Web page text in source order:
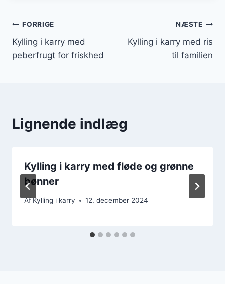
Indlægsnavigation
FORRIGE
Kylling i karry med
peberfrugt for friskhed
NÆSTE
Kylling i karry med ris
til familien
Lignende indlæg
Kylling i karry med fløde og grønne
bønner
AfKylling i karry 12. december 2024